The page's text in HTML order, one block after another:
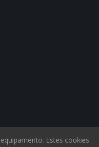
Estes cookies